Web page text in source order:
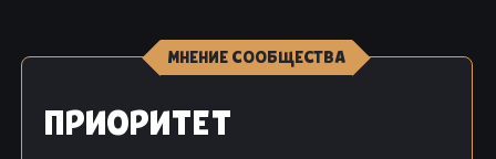
МНЕНИЕ СООБЩЕСТВА
ПРИОРИТЕТ